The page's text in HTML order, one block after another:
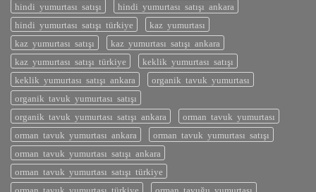
hindi yumurtası satışı
hindi yumurtası satışı ankara
hindi yumurtası satışı türkiye
kaz yumurtası
kaz yumurtası satışı
kaz yumurtası satışı ankara
kaz yumurtası satışı türkiye
keklik yumurtası satışı
keklik yumurtası satışı ankara
organik tavuk yumurtası
organik tavuk yumurtası satışı
organik tavuk yumurtası satışı ankara
orman tavuk yumurtası
orman tavuk yumurtası ankara
orman tavuk yumurtası satışı
orman tavuk yumurtası satışı ankara
orman tavuk yumurtası satışı türkiye
orman tavuk yumurtası türkiye
orman tavuğu yumurtası